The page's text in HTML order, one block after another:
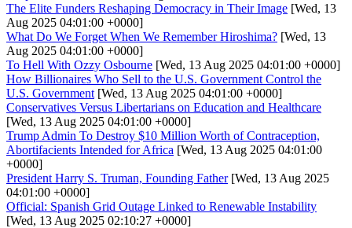
The Elite Funders Reshaping Democracy in Their Image [Wed, 13
Aug 2025 04:01:00 +0000]
What Do We Forget When We Remember Hiroshima? [Wed, 13
Aug 2025 04:01:00 +0000]
To Hell With Ozzy Osbourne [Wed, 13 Aug 2025 04:01:00 +0000]
How Billionaires Who Sell to the U.S. Government Control the
U.S. Government [Wed, 13 Aug 2025 04:01:00 +0000]
Conservatives Versus Libertarians on Education and Healthcare
[Wed, 13 Aug 2025 04:01:00 +0000]
Trump Admin To Destroy $10 Million Worth of Contraception,
Abortifacients Intended for Africa [Wed, 13 Aug 2025 04:01:00
+0000]
President Harry S. Truman, Founding Father[Wed, 13 Aug 2025
04:01:00 +0000]
Official: Spanish Grid Outage Linked to Renewable Instability
[Wed, 13 Aug 2025 02:10:27 +0000]